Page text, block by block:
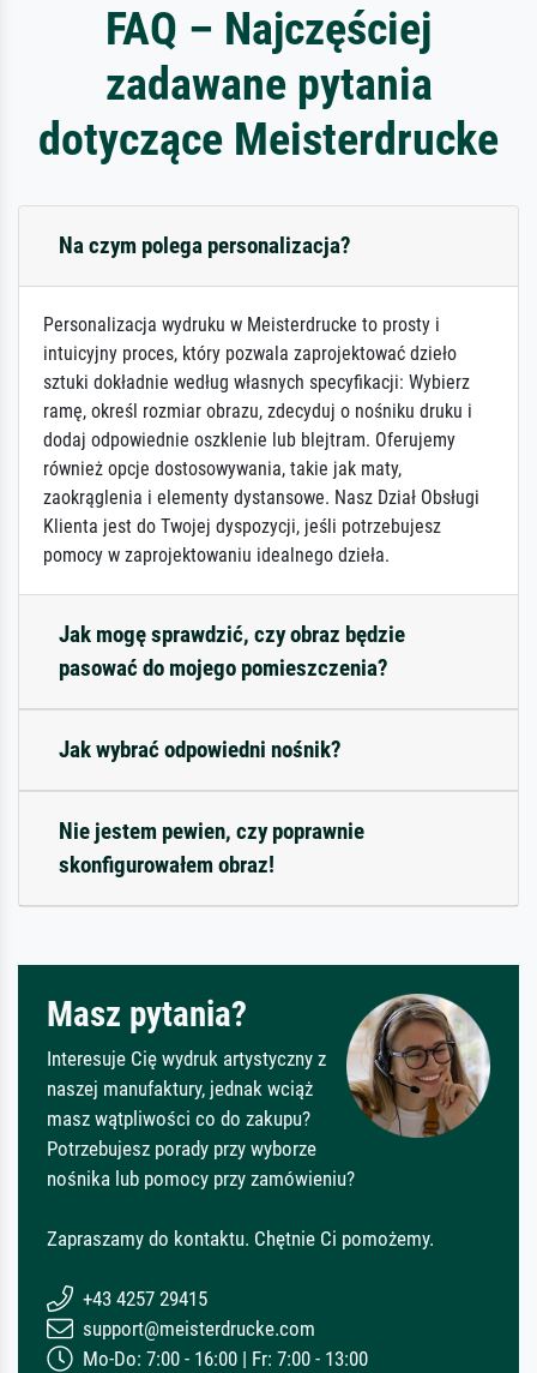
FAQ – Najczęściej
zadawane pytania
dotyczące Meisterdrucke
Na czym polega personalizacja?
Personalizacja wydruku w Meisterdrucke to prosty i
intuicyjny proces, który pozwala zaprojektować dzieło
sztuki dokładnie według własnych specyfikacji: Wybierz
ramę, określ rozmiar obrazu, zdecyduj o nośniku druku i
dodaj odpowiednie oszklenie lub blejtram. Oferujemy
również opcje dostosowywania, takie jak maty,
zaokrąglenia i elementy dystansowe. Nasz Dział Obsługi
Klienta jest do Twojej dyspozycji, jeśli potrzebujesz
pomocy w zaprojektowaniu idealnego dzieła.
Jak mogę sprawdzić, czy obraz będzie
pasować do mojego pomieszczenia?
Jak wybrać odpowiedni nośnik?
Nie jestem pewien, czy poprawnie
skonfigurowałem obraz!
Masz pytania?
Interesuje Cię wydruk artystyczny z
naszej manufaktury, jednak wciąż
masz wątpliwości co do zakupu?
Potrzebujesz porady przy wyborze
nośnika lub pomocy przy zamówieniu?
Zapraszamy do kontaktu. Chętnie Ci pomożemy.
+43 4257 29415
support@meisterdrucke.com
Mo-Do: 7:00 - 16:00 | Fr: 7:00 - 13:00